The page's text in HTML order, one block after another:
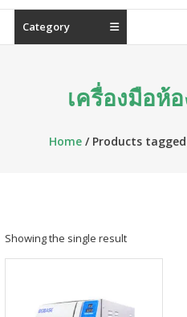
Category
เครื่องมือห้
Home / Products tagged
Showing the single result